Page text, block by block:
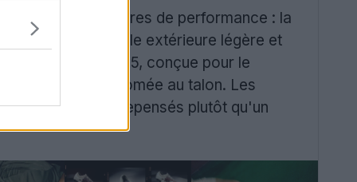
de chaussures de performance : la
d’une semelle extérieure légère et
Elite Low FG v5, conçue pour le
une finition chromée au talon. Les
d'archives repensés plutôt qu'un